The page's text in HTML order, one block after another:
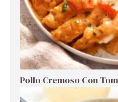
Pollo Cremoso Con